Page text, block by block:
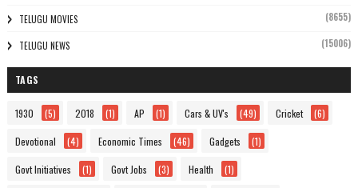
TELUGU MOVIES (8655)
TELUGU NEWS (15006)
TAGS
1930 (5) 2018 (1) AP (1) Cars & UV's (49) Cricket (6)
Devotional (4) Economic Times (46) Gadgets (1)
Govt Initiatives (1) Govt Jobs (3) Health (1)